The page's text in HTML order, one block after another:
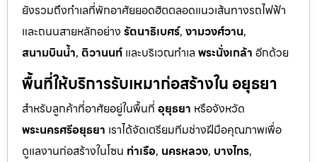
ยังรวมถึงทำเลที่พักอาศัยยอดฮิตตลอดแนวเส้นทางรถไฟฟ้า
และถนนสายหลักอย่าง รัตนาธิเบศร์, งามวงศ์วาน,
สนามบินน้ำ, ติวานนท์ และบริเวณทำเล พระนั่งเกล้า อีกด้วย
พื้นที่ให้บริการรับเหมาก่อสร้างใน อยุธยา
สำหรับลูกค้าที่อาศัยอยู่ในพื้นที่ อุยุธยา หรือจังหวัด
พระนครศรีอยุธยา เราได้จัดเตรียมทีมช่างฝีมือคุณภาพเพื่อ
ดูแลงานก่อสร้างในโซน ท่าเรือ, นครหลวง, บางไทร,